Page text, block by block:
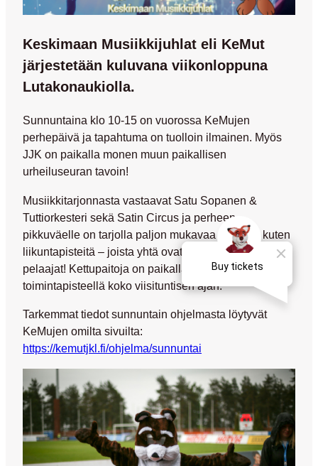
Keskimaan Musiikkijuhlat eli KeMut
järjestetään kuluvana viikonloppuna
Lutakonaukiolla.
Sunnuntaina klo 10-15 on vuorossa KeMujen
perhepäivä ja tapahtuma on tuolloin ilmainen. Myös
JJK on paikalla monen muun paikallisen
urheiluseuran tavoin!
Musiikkitarjonnasta vastaavat Satu Sopanen &
Tuttiorkesteri sekä Satin Circus ja perheen
pikkuväelle on tarjolla paljon mukavaa puuhaa, kuten
liikuntapisteitä – joista yhtä ovat pitämässä JJK:n
pelaajat! Kettupaitoja on paikalla JJK:n
toimintapisteellä koko viisituntisen ajan.
Tarkemmat tiedot sunnuntain ohjelmasta löytyvät
KeMujen omilta sivuilta:
https://kemutjkl.fi/ohjelma/sunnuntai